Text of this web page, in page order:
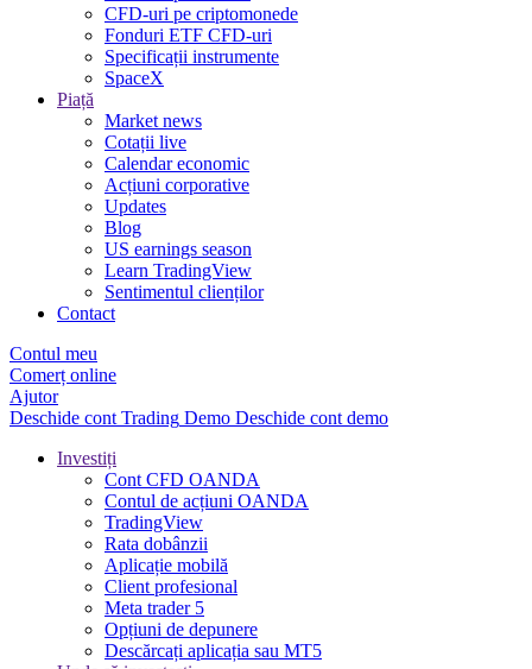
CFD-uri pe criptomonede
Fonduri ETF CFD-uri
Specificații instrumente
SpaceX
Piață
Market news
Cotații live
Calendar economic
Acțiuni corporative
Updates
Blog
US earnings season
Learn TradingView
Sentimentul clienților
Contact
Contul meu
Comerț online
Ajutor
Deschide cont Trading Demo Deschide cont demo
Investiți
Cont CFD OANDA
Contul de acțiuni OANDA
TradingView
Rata dobânzii
Aplicație mobilă
Client profesional
Meta trader 5
Opțiuni de depunere
Descărcați aplicația sau MT5